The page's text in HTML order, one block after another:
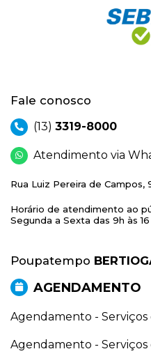
Fale conosco
(13) 3319-8000
Atendimento via
Rua Luiz Pereira de Campos,
Horário de atendimento ao
Segunda a Sexta das 9h às 16
Poupatempo
AGENDAMENTO
Agendamento -
Agendamento - Serviços